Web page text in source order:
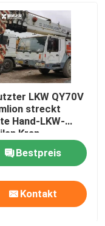
LKW QY70V
streckt
Hand-LKW-
Kran
Bestpreis
Kontakt